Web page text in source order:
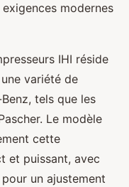
modernes
IHI réside
variété de
tels que les
Le modèle
cette
et puissant, avec
un ajustement